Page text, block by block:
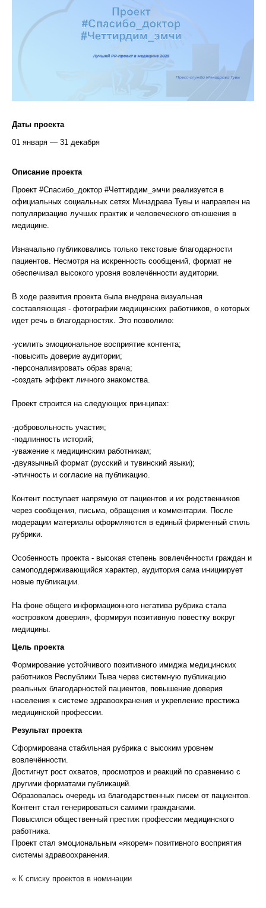
Даты проекта
01 января — 31 декабря
Описание проекта
Проект #Спасибо_доктор #Четтирдим_эмчи реализуется в
официальных социальных сетях Минздрава Тувы и направлен на
популяризацию лучших практик и человеческого отношения в
медицине.
Изначально публиковались только текстовые благодарности
пациентов. Несмотря на искренность сообщений, формат не
обеспечивал высокого уровня вовлечённости аудитории.
В ходе развития проекта была внедрена визуальная
составляющая - фотографии медицинских работников, о которых
идет речь в благодарностях. Это позволило:
-усилить эмоциональное восприятие контента;
-повысить доверие аудитории;
-персонализировать образ врача;
-создать эффект личного знакомства.
Проект строится на следующих принципах:
-добровольность участия;
-подлинность историй;
-уважение к медицинским работникам;
-двуязычный формат (русский и тувинский языки);
-этичность и согласие на публикацию.
Контент поступает напрямую от пациентов и их родственников
через сообщения, письма, обращения и комментарии. После
модерации материалы оформляются в единый фирменный стиль
рубрики.
Особенность проекта - высокая степень вовлечённости граждан и
самоподдерживающийся характер, аудитория сама инициирует
новые публикации.
На фоне общего информационного негатива рубрика стала
«островком доверия», формируя позитивную повестку вокруг
медицины.
Цель проекта
Формирование устойчивого позитивного имиджа медицинских
работников Республики Тыва через системную публикацию
реальных благодарностей пациентов, повышение доверия
населения к системе здравоохранения и укрепление престижа
медицинской профессии.
Результат проекта
Сформирована стабильная рубрика с высоким уровнем
вовлечённости.
Достигнут рост охватов, просмотров и реакций по сравнению с
другими форматами публикаций.
Образовалась очередь из благодарственных писем от пациентов.
Контент стал генерироваться самими гражданами.
Повысился общественный престиж профессии медицинского
работника.
Проект стал эмоциональным «якорем» позитивного восприятия
системы здравоохранения.
« К списку проектов в номинации